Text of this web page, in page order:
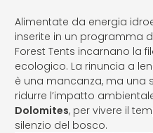
Alimentate da energia
inserite in un programma
Forest Tents incarnano la
ecologico. La rinuncia a
è una mancanza, ma una
ridurre l’impatto
Dolomites, per vivere il
silenzio del bosco.